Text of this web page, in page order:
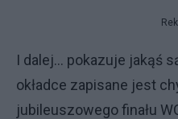
I dalej... pokazuje jakąś
okładce zapisane jest
jubileuszowego finału